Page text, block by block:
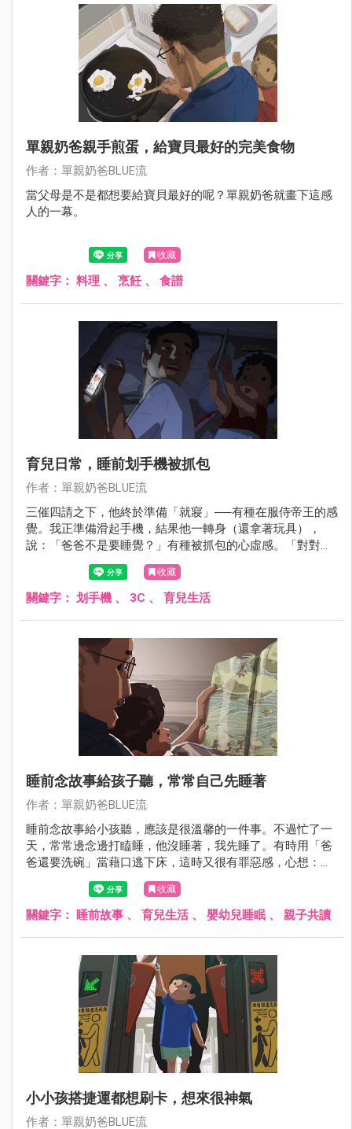
單親奶爸親手煎蛋，給寶貝最好的完美食物
作者：單親奶爸BLUE流
當父母是不是都想要給寶貝最好的呢？單親奶爸就畫下這感
人的一幕。
收藏
關鍵字： 料理 、 烹飪、 食譜
育兒日常，睡前划手機被抓包
作者：單親奶爸BLUE流
三催四請之下，他終於準備「就寢」──有種在服侍帝王的感
覺。我正準備滑起手機，結果他一轉身（還拿著玩具），
說：「爸爸不是要睡覺？」有種被抓包的心虛感。「對對
對，爸爸關個手機。」順便宣導一下，在黑暗裡滑手機是不
收藏
關鍵字： 划手機 、 3C 、 育兒生活
睡前念故事給孩子聽，常常自己先睡著
作者：單親奶爸BLUE流
睡前念故事給小孩聽，應該是很溫馨的一件事。不過忙了一
天，常常邊念邊打瞌睡，他沒睡著，我先睡了。有時用「爸
爸還要洗碗」當藉口逃下床，這時又很有罪惡感，心想：
「這點陪他的時間我都做不到嗎？」跟其他家長談起這件
事，發現大家都有類似的心境。漸漸的，大家開始買文字比
較少的故事書。至少，可以少念一點。
收藏
關鍵字： 睡前故事 、 育兒生活、 嬰幼兒睡眠、 親子共讀
小小孩搭捷運都想刷卡，想來很神氣
作者：單親奶爸BLUE流